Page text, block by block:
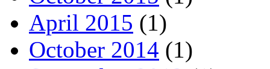
April 2015 (1)
October 2014 (1)